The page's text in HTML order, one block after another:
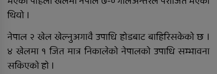
दंगीशरणमा आर्थिक वर्ष २०८२/८३ को
थियो ।
नेपाल २ खेल खेल्नुअगावै उपाधि होडबाट बाहिरिसकेको छ ।
४ खेलमा १ जित मात्र निकालेको नेपालको उपाधि सम्भावना
सकिएको हो ।